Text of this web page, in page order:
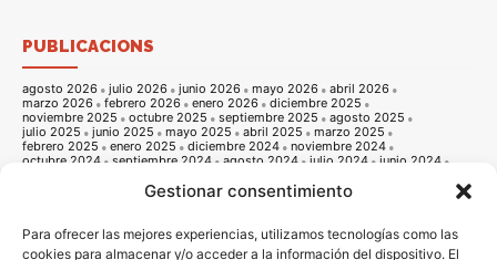
Gestionar consentimiento
Para ofrecer las mejores experiencias, utilizamos tecnologías como las
cookies para almacenar y/o acceder a la información del dispositivo. El
PUBLICACIONS
agosto 2026 julio 2026 junio 2026 mayo 2026
abril 2026
marzo 2026
febrero 2026 enero 2026
diciembre 2025
noviembre 2025
octubre 2025 septiembre 2025
agosto 2025
julio 2025
junio 2025 mayo 2025 abril 2025
marzo 2025
febrero 2025
enero 2025 diciembre 2024
noviembre 2024
octubre 2024
septiembre 2024 agosto 2024 julio 2024
junio 2024
noviembre 2023 octubre 2023
septiembre 2023
noviembre 2022
octubre 2022 septiembre 2022
agosto 2022
julio 2022
junio 2022 mayo 2022 abril 2022
marzo 2022